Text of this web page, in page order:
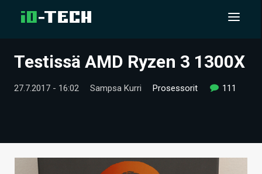
UUTISET
TECHBBS
Testissä AMD Ryzen 3 1300X
27.7.2017 - 16:02 Sampsa Kurri Prosessorit 111